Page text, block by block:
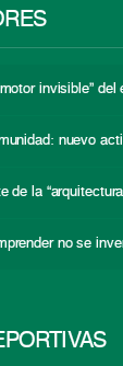
invisible” del
nuevo
de la
no se